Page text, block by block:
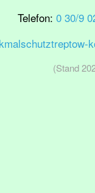
Telefon: 0 30/9
(Stand